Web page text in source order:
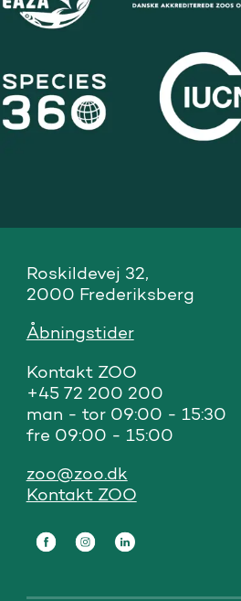
Roskildevej 32,
2000 Frederiksberg
Åbningstider
Kontakt ZOO
+45 72 200 200
man - tor 09:00 - 15:30
fre 09:00 - 15:00
zoo@zoo.dk
Kontakt ZOO